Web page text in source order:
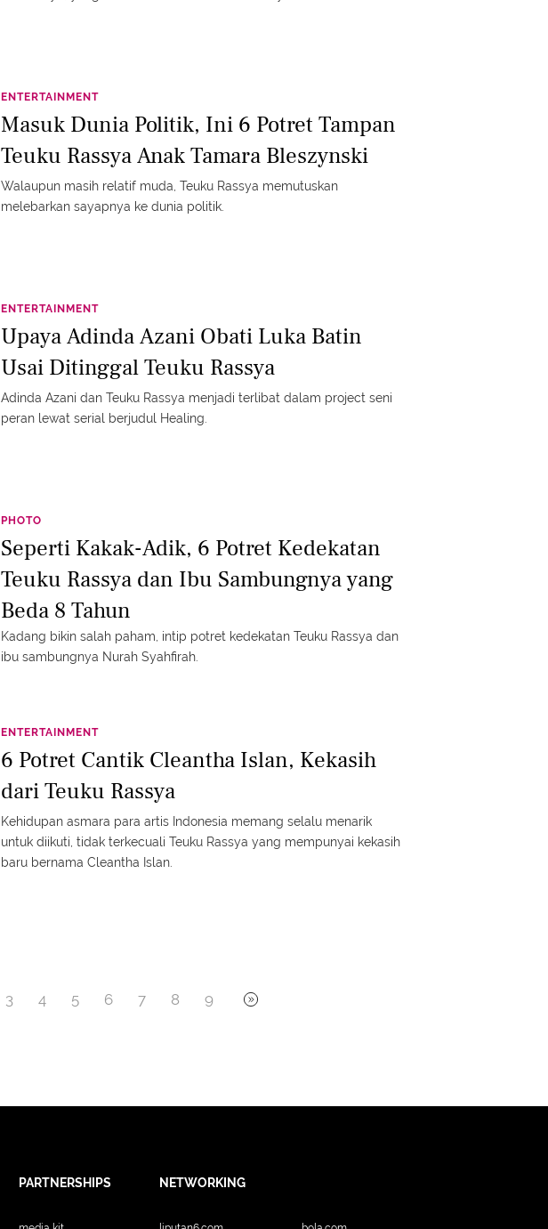
ENTERTAINMENT
Masuk Dunia Politik, Ini 6 Potret Tampan
Teuku Rassya Anak Tamara Bleszynski
Walaupun masih relatif muda, Teuku Rassya memutuskan
melebarkan sayapnya ke dunia politik.
ENTERTAINMENT
Upaya Adinda Azani Obati Luka Batin
Usai Ditinggal Teuku Rassya
Adinda Azani dan Teuku Rassya menjadi terlibat dalam project seni
peran lewat serial berjudul Healing.
PHOTO
Seperti Kakak-Adik, 6 Potret Kedekatan
Teuku Rassya dan Ibu Sambungnya yang
Beda 8 Tahun
Kadang bikin salah paham, intip potret kedekatan Teuku Rassya dan
ibu sambungnya Nurah Syahfirah.
ENTERTAINMENT
6 Potret Cantik Cleantha Islan, Kekasih
dari Teuku Rassya
Kehidupan asmara para artis Indonesia memang selalu menarik
untuk diikuti, tidak terkecuali Teuku Rassya yang mempunyai kekasih
baru bernama Cleantha Islan.
3 4 5 6 7 8 9
PARTNERSHIPS NETWORKING